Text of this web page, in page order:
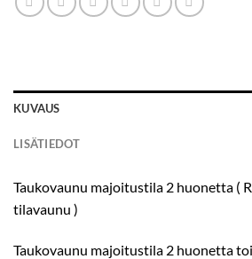
KUVAUS
LISÄTIEDOT
Taukovaunu majoitustila 2 huonetta (
tilavaunu )
Taukovaunu majoitustila 2 huonetta